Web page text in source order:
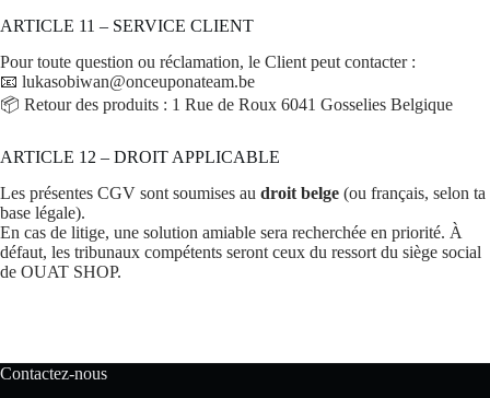
ARTICLE 11 – SERVICE CLIENT
Pour toute question ou réclamation, le Client peut contacter :
📧 lukasobiwan@onceuponateam.be
📦 Retour des produits : 1 Rue de Roux 6041 Gosselies Belgique
ARTICLE 12 – DROIT APPLICABLE
Les présentes CGV sont soumises au droit belge (ou français, selon ta
base légale).
En cas de litige, une solution amiable sera recherchée en priorité. À
défaut, les tribunaux compétents seront ceux du ressort du siège social
de OUAT SHOP.
Contactez-nous